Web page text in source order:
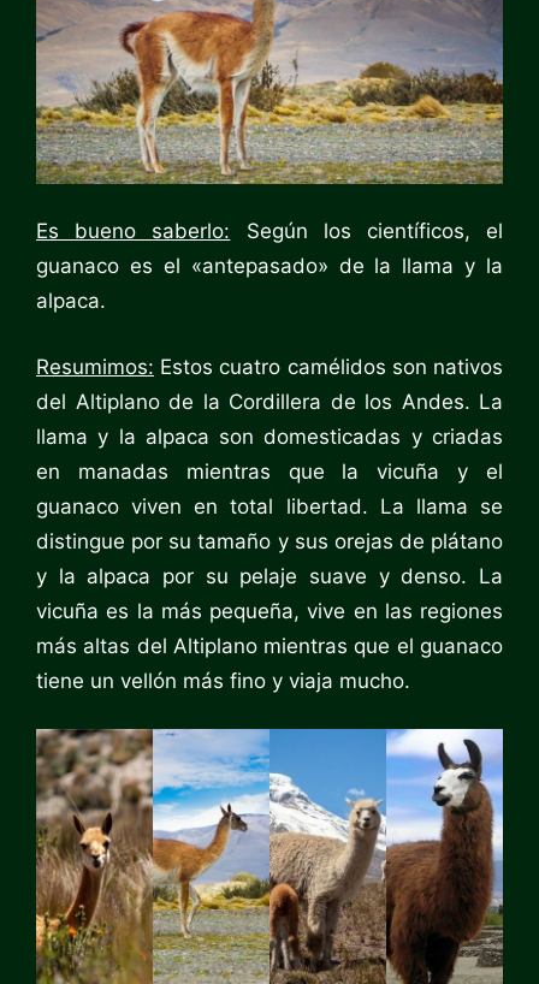
Es bueno saberlo: Según los científicos, el
guanaco es el «antepasado» de la llama y la
alpaca.
Resumimos: Estos cuatro camélidos son nativos
del Altiplano de la Cordillera de los Andes. La
llama y la alpaca son domesticadas y criadas
en manadas mientras que la vicuña y el
guanaco viven en total libertad. La llama se
distingue por su tamaño y sus orejas de plátano
y la alpaca por su pelaje suave y denso. La
vicuña es la más pequeña, vive en las regiones
más altas del Altiplano mientras que el guanaco
tiene un vellón más fino y viaja mucho.